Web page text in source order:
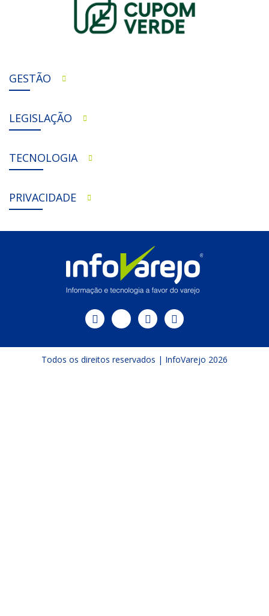
GESTÃO
LEGISLAÇÃO
TECNOLOGIA
PRIVACIDADE
Todos os direitos reservados | InfoVarejo 2026